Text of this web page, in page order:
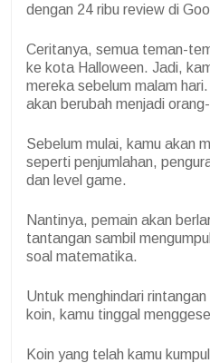
dengan 24 ribu review di
Ceritanya, semua teman-
ke kota Halloween. Jadi,
mereka sebelum malam
akan berubah menjadi
Sebelum mulai, kamu akan
seperti penjumlahan,
dan level game.
Nantinya, pemain akan
tantangan sambil
soal matematika.
Untuk menghindari
koin, kamu tinggal
Koin yang telah kamu